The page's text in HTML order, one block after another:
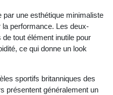
une esthétique minimaliste
performance. Les deux-
tout élément inutile pour
ce qui donne un look
sportifs britanniques des
présentent généralement un